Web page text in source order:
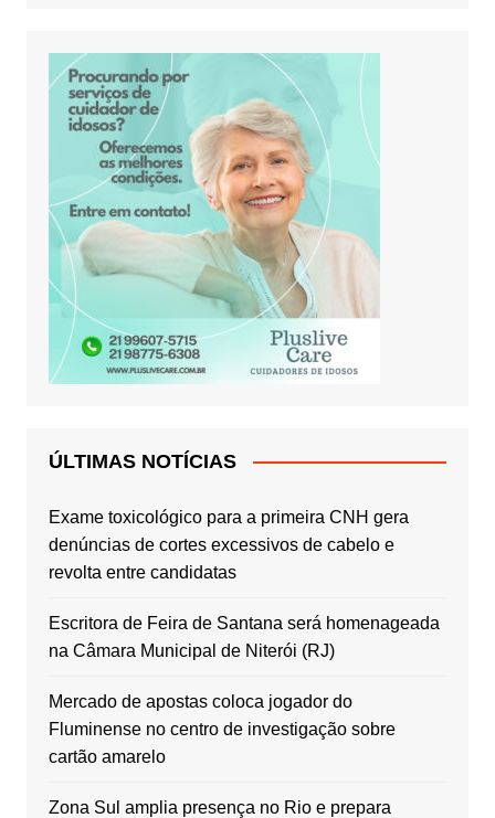
ÚLTIMAS NOTÍCIAS
Exame toxicológico para a primeira CNH gera
denúncias de cortes excessivos de cabelo e
revolta entre candidatas
Escritora de Feira de Santana será homenageada
na Câmara Municipal de Niterói (RJ)
Mercado de apostas coloca jogador do
Fluminense no centro de investigação sobre
cartão amarelo
Zona Sul amplia presença no Rio e prepara